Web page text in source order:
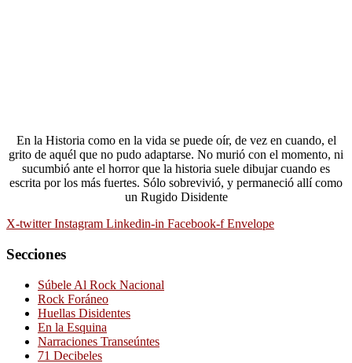
En la Historia como en la vida se puede oír, de vez en cuando, el
grito de aquél que no pudo adaptarse. No murió con el momento, ni
sucumbió ante el horror que la historia suele dibujar cuando es
escrita por los más fuertes. Sólo sobrevivió, y permaneció allí como
un Rugido Disidente
X-twitter Instagram Linkedin-in Facebook-f Envelope
Secciones
Súbele Al Rock Nacional
Rock Foráneo
Huellas Disidentes
En la Esquina
Narraciones Transeúntes
71 Decibeles